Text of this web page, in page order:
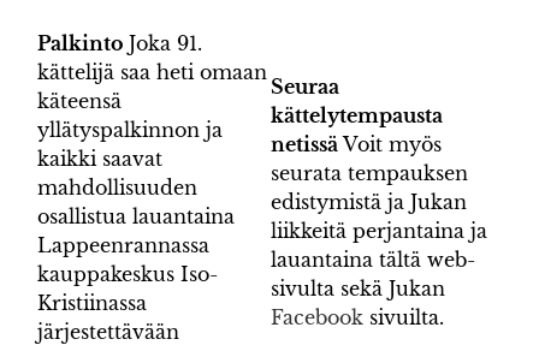
Palkinto Joka 91.
kättelijä saa heti omaan
käteensä
yllätyspalkinnon ja
kaikki saavat
mahdollisuuden
osallistua lauantaina
Lappeenrannassa
kauppakeskus Iso-
Kristiinassa
järjestettävään
Seuraa
kättelytempausta
netissäVoit myös
seurata tempauksen
edistymistä ja Jukan
liikkeitä perjantaina ja
lauantaina tältä web-
sivulta sekä Jukan
Facebook sivuilta.